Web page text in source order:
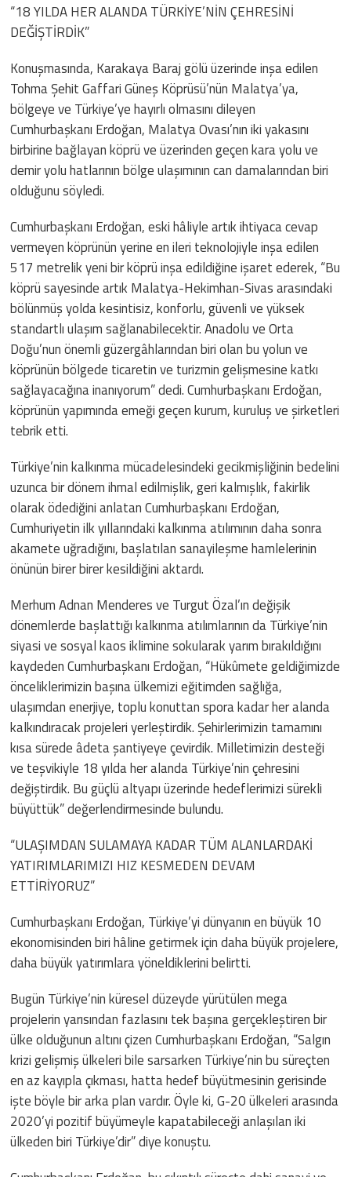
“18 YILDA HER ALANDA TÜRKİYE’NİN ÇEHRESİNİ
DEĞİŞTİRDİK”
Konuşmasında, Karakaya Baraj gölü üzerinde inşa edilen
Tohma Şehit Gaffari Güneş Köprüsü’nün Malatya’ya,
bölgeye ve Türkiye’ye hayırlı olmasını dileyen
Cumhurbaşkanı Erdoğan, Malatya Ovası’nın iki yakasını
birbirine bağlayan köprü ve üzerinden geçen kara yolu ve
demir yolu hatlarının bölge ulaşımının can damalarından biri
olduğunu söyledi.
Cumhurbaşkanı Erdoğan, eski hâliyle artık ihtiyaca cevap
vermeyen köprünün yerine en ileri teknolojiyle inşa edilen
517 metrelik yeni bir köprü inşa edildiğine işaret ederek, “Bu
köprü sayesinde artık Malatya-Hekimhan-Sivas arasındaki
bölünmüş yolda kesintisiz, konforlu, güvenli ve yüksek
standartlı ulaşım sağlanabilecektir. Anadolu ve Orta
Doğu’nun önemli güzergâhlarından biri olan bu yolun ve
köprünün bölgede ticaretin ve turizmin gelişmesine katkı
sağlayacağına inanıyorum” dedi. Cumhurbaşkanı Erdoğan,
köprünün yapımında emeği geçen kurum, kuruluş ve şirketleri
tebrik etti.
Türkiye’nin kalkınma mücadelesindeki gecikmişliğinin bedelini
uzunca bir dönem ihmal edilmişlik, geri kalmışlık, fakirlik
olarak ödediğini anlatan Cumhurbaşkanı Erdoğan,
Cumhuriyetin ilk yıllarındaki kalkınma atılımının daha sonra
akamete uğradığını, başlatılan sanayileşme hamlelerinin
önünün birer birer kesildiğini aktardı.
Merhum Adnan Menderes ve Turgut Özal’ın değişik
dönemlerde başlattığı kalkınma atılımlarının da Türkiye’nin
siyasi ve sosyal kaos iklimine sokularak yarım bırakıldığını
kaydeden Cumhurbaşkanı Erdoğan, “Hükûmete geldiğimizde
önceliklerimizin başına ülkemizi eğitimden sağlığa,
ulaşımdan enerjiye, toplu konuttan spora kadar her alanda
kalkındıracak projeleri yerleştirdik. Şehirlerimizin tamamını
kısa sürede âdeta şantiyeye çevirdik. Milletimizin desteği
ve teşvikiyle 18 yılda her alanda Türkiye’nin çehresini
değiştirdik. Bu güçlü altyapı üzerinde hedeflerimizi sürekli
büyüttük” değerlendirmesinde bulundu.
“ULAŞIMDAN SULAMAYA KADAR TÜM ALANLARDAKİ
YATIRIMLARIMIZI HIZ KESMEDEN DEVAM
ETTİRİYORUZ”
Cumhurbaşkanı Erdoğan, Türkiye’yi dünyanın en büyük 10
ekonomisinden biri hâline getirmek için daha büyük projelere,
daha büyük yatırımlara yöneldiklerini belirtti.
Bugün Türkiye’nin küresel düzeyde yürütülen mega
projelerin yarısından fazlasını tek başına gerçekleştiren bir
ülke olduğunun altını çizen Cumhurbaşkanı Erdoğan, “Salgın
krizi gelişmiş ülkeleri bile sarsarken Türkiye’nin bu süreçten
en az kayıpla çıkması, hatta hedef büyütmesinin gerisinde
işte böyle bir arka plan vardır. Öyle ki, G-20 ülkeleri arasında
2020’yi pozitif büyümeyle kapatabileceği anlaşılan iki
ülkeden biri Türkiye’dir” diye konuştu.